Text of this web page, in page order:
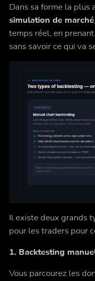
Dans sa forme la plus
simulation de marché
temps réel, en
sans savoir ce qui va
Il existe deux grands
pour les traders pour
1. Backtesting
Vous parcourez les